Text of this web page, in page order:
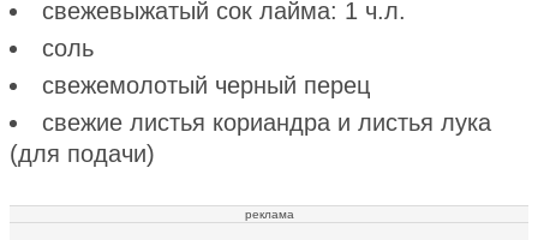
свежевыжатый сок лайма: 1 ч.л.
соль
свежемолотый черный перец
свежие листья кориандра и листья лука
(для подачи)
реклама